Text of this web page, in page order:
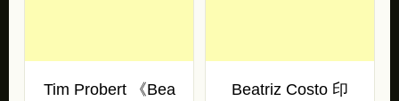
Tim Probert 《Bea
Beatriz Costo 印